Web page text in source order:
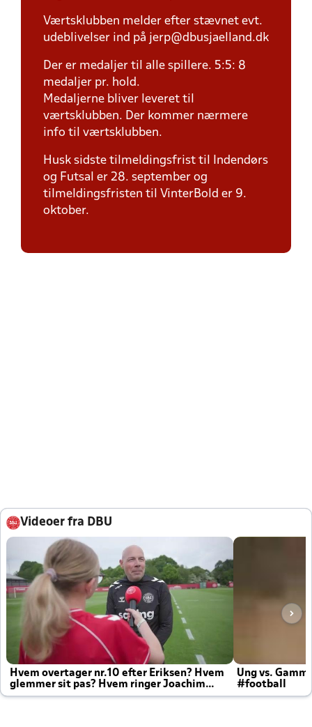
Værtsklubben melder efter stævnet evt.
udeblivelser ind på jerp@dbusjaelland.dk
Der er medaljer til alle spillere. 5:5: 8
medaljer pr. hold.
Medaljerne bliver leveret til
værtsklubben. Der kommer nærmere
info til værtsklubben.
Husk sidste tilmeldingsfrist til Indendørs
og Futsal er 28. september og
tilmeldingsfristen til VinterBold er 9.
oktober.
Videoer fra DBU
Hvem overtager nr.10 efter Eriksen? Hvem
glemmer sit pas? Hvem ringer Joachim
altid til efter kampe?
Ung vs.
#football